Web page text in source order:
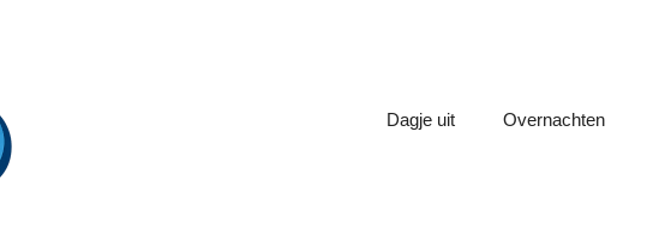
Dagje uit Overnachten